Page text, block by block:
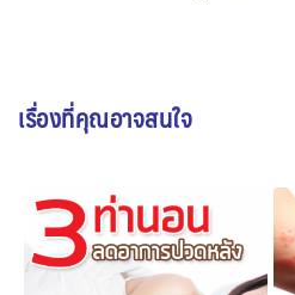
เรื่องที่คุณอาจสนใจ